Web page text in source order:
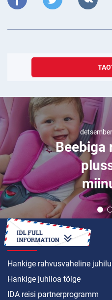
Beebiga
KUIDAS SEDA TEHA
Hankige rahvusvaheline
Hankige juhiloa tõlge
IDA reisi partnerprogramm